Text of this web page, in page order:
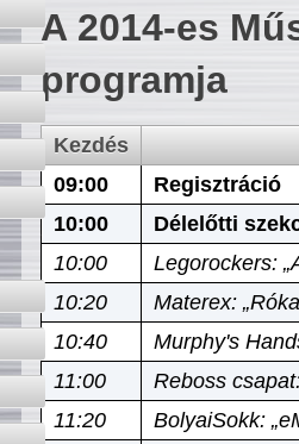
A 2014-es
programja
Kezdés
09:00
Regisztráció
10:00
Délelőtti
10:00
Legorockers:
10:20
Materex:
10:40
Murphy's
11:00
Reboss
11:20
BolyaiSokk: